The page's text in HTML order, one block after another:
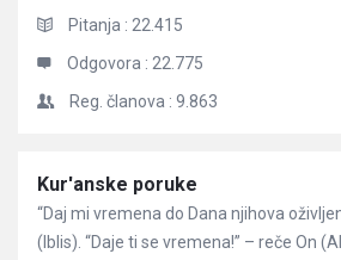
Pitanja : 22.415
Odgovora : 22.775
Reg. članova : 9.863
Članci
Kur'anske poruke
“Daj mi vremena do Dana njihova
(Iblis). “Daje ti se vremena!” – reče On